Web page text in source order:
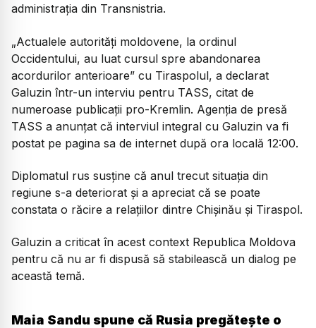
administraţia din Transnistria.
„Actualele autorităţi moldovene, la ordinul
Occidentului, au luat cursul spre abandonarea
acordurilor anterioare” cu Tiraspolul, a declarat
Galuzin într-un interviu pentru TASS, citat de
numeroase publicaţii pro-Kremlin. Agenţia de presă
TASS a anunţat că interviul integral cu Galuzin va fi
postat pe pagina sa de internet după ora locală 12:00.
Diplomatul rus susţine că anul trecut situaţia din
regiune s-a deteriorat şi a apreciat că se poate
constata o răcire a relaţiilor dintre Chişinău şi Tiraspol.
Galuzin a criticat în acest context Republica Moldova
pentru că nu ar fi dispusă să stabilească un dialog pe
această temă.
Maia Sandu spune că Rusia pregătește o